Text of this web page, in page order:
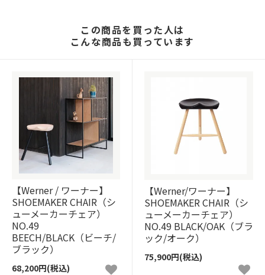
この商品を買った人は
こんな商品も買っています
【Werner / ワーナー】
SHOEMAKER CHAIR（シ
ューメーカーチェア）
NO.49
BEECH/BLACK（ビーチ/
ブラック）
68,200円(税込)
【Werner/ワーナー】
SHOEMAKER CHAIR（シ
ューメーカーチェア）
NO.49 BLACK/OAK（ブラ
ック/オーク）
75,900円(税込)